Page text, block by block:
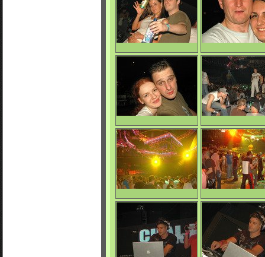
0/4694
Girl & Rank D.
1/5256
Dominik & Evka
Emka & Rank D.
0/4781
Apokalypsa
Apokalypsa
0/4663